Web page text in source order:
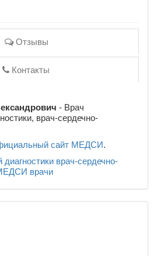
Отзывы
Контакты
- Врач
врач-сердечно-
сайт МЕДСИ.
диагностики врач-сердечно-
врачи